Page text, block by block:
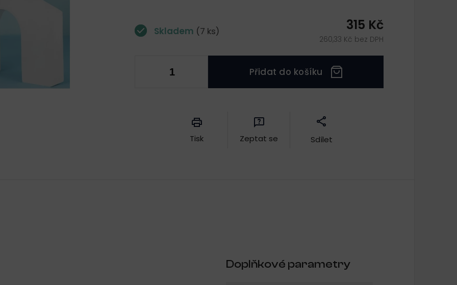
315 Kč
260,33 Kč bez DPH
Skladem (7 ks)
Přidat do košíku
Tisk Zeptat se Sdílet
Doplňkové parametry